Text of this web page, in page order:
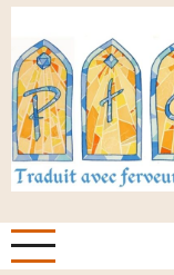
Aller
contenu
principal